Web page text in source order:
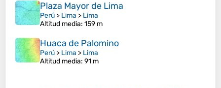
Plaza Mayor de Lima
Perú > Lima > Lima
Altitud media: 159 m
Huaca de Palomino
Perú > Lima > Lima
Altitud media: 91 m